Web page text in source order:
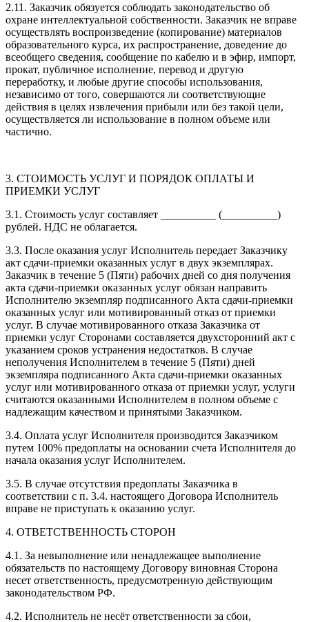
2.11. Заказчик обязуется соблюдать законодательство об
охране интеллектуальной собственности. Заказчик не вправе
осуществлять воспроизведение (копирование) материалов
образовательного курса, их распространение, доведение до
всеобщего сведения, сообщение по кабелю и в эфир, импорт,
прокат, публичное исполнение, перевод и другую
переработку, и любые другие способы использования,
независимо от того, совершаются ли соответствующие
действия в целях извлечения прибыли или без такой цели,
осуществляется ли использование в полном объеме или
частично.
3. СТОИМОСТЬ УСЛУГ И ПОРЯДОК ОПЛАТЫ И
ПРИЕМКИ УСЛУГ
3.1. Стоимость услуг составляет __________ (__________)
рублей. НДС не облагается.
3.3. После оказания услуг Исполнитель передает Заказчику
акт сдачи-приемки оказанных услуг в двух экземплярах.
Заказчик в течение 5 (Пяти) рабочих дней со дня получения
акта сдачи-приемки оказанных услуг обязан направить
Исполнителю экземпляр подписанного Акта сдачи-приемки
оказанных услуг или мотивированный отказ от приемки
услуг. В случае мотивированного отказа Заказчика от
приемки услуг Сторонами составляется двухсторонний акт с
указанием сроков устранения недостатков. В случае
неполучения Исполнителем в течение 5 (Пяти) дней
экземпляра подписанного Акта сдачи-приемки оказанных
услуг или мотивированного отказа от приемки услуг, услуги
считаются оказанными Исполнителем в полном объеме с
надлежащим качеством и принятыми Заказчиком.
3.4. Оплата услуг Исполнителя производится Заказчиком
путем 100% предоплаты на основании счета Исполнителя до
начала оказания услуг Исполнителем.
3.5. В случае отсутствия предоплаты Заказчика в
соответствии с п. 3.4. настоящего Договора Исполнитель
вправе не приступать к оказанию услуг.
4. ОТВЕТСТВЕННОСТЬ СТОРОН
4.1. За невыполнение или ненадлежащее выполнение
обязательств по настоящему Договору виновная Сторона
несет ответственность, предусмотренную действующим
законодательством РФ.
4.2. Исполнитель не несёт ответственности за сбои,